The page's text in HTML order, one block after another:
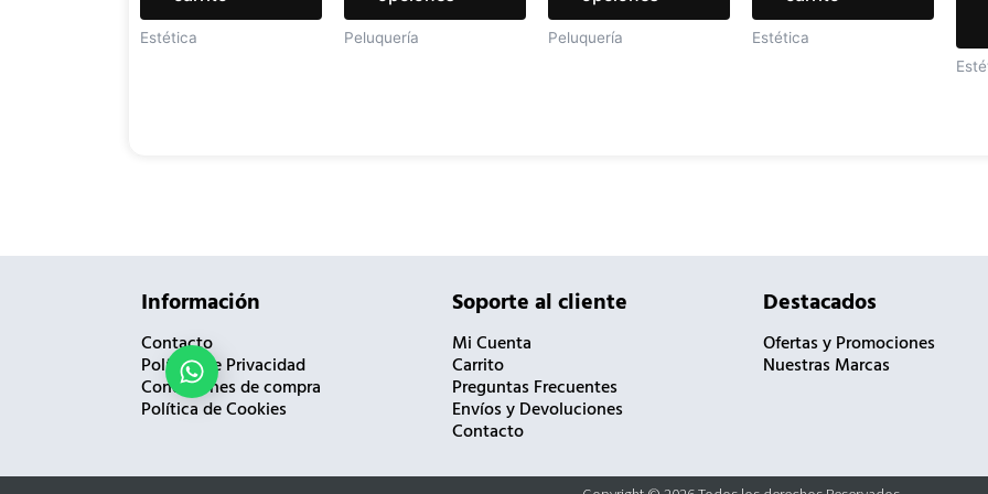
Estética
de
producto
Peluquería
de
producto
Peluquería Estética
Información
Contacto
Política de Privacidad
Condiciones de compra
Política de Cookies
Soporte al cliente
Mi Cuenta
Carrito
Preguntas Frecuentes
Envíos y Devoluciones
Contacto
Destacados
Ofertas y Promociones
Nuestras Marcas
¿Necesitas ayuda?